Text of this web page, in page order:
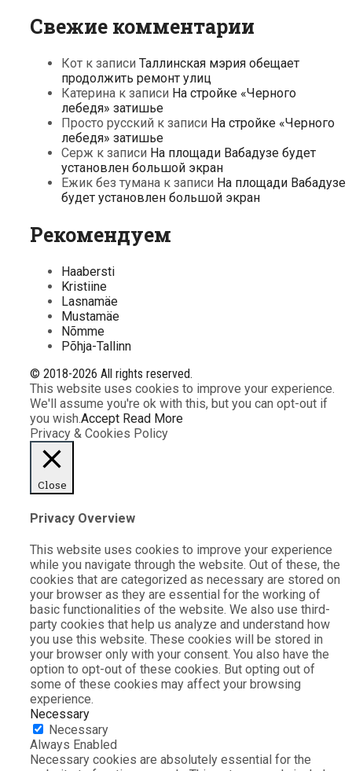
Свежие комментарии
Кот к записи Таллинская мэрия обещает
продолжить ремонт улиц
Катерина к записи На стройке «Черного
лебедя» затишье
Просто русский к записи На стройке «Черного
лебедя» затишье
Серж к записи На площади Вабадузе будет
установлен большой экран
Ежик без тумана к записи На площади Вабадузе
будет установлен большой экран
Рекомендуем
Haabersti
Kristiine
Lasnamäe
Mustamäe
Nõmme
Põhja-Tallinn
© 2018-2026 All rights reserved.
This website uses cookies to improve your experience.
We'll assume you're ok with this, but you can opt-out if
you wish.Accept Read More
Privacy & Cookies Policy
Close
Privacy Overview
This website uses cookies to improve your experience
while you navigate through the website. Out of these, the
cookies that are categorized as necessary are stored on
your browser as they are essential for the working of
basic functionalities of the website. We also use third-
party cookies that help us analyze and understand how
you use this website. These cookies will be stored in
your browser only with your consent. You also have the
option to opt-out of these cookies. But opting out of
some of these cookies may affect your browsing
experience.
Necessary
Necessary
Always Enabled
Necessary cookies are absolutely essential for the